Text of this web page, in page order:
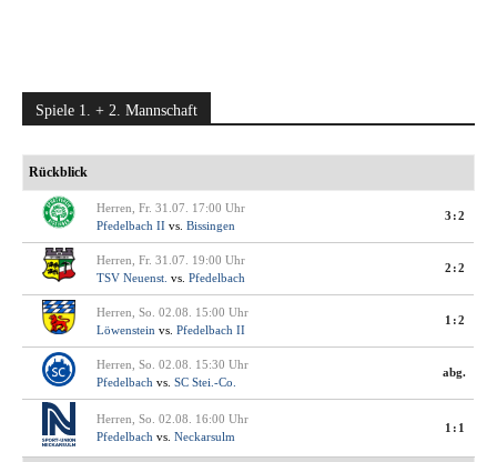
Spiele 1. + 2. Mannschaft
Rückblick
Herren, Fr. 31.07. 17:00 Uhr
Pfedelbach II vs. Bissingen
3:2
Herren, Fr. 31.07. 19:00 Uhr
TSV Neuenst. vs. Pfedelbach
2:2
Herren, So. 02.08. 15:00 Uhr
Löwenstein vs. Pfedelbach II
1:2
Herren, So. 02.08. 15:30 Uhr
Pfedelbach vs. SC Stei.-Co.
abg.
Herren, So. 02.08. 16:00 Uhr
Pfedelbach vs. Neckarsulm
1:1